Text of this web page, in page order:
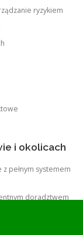
ryzykiem
i okolicach
pełnym systemem
doradztwem